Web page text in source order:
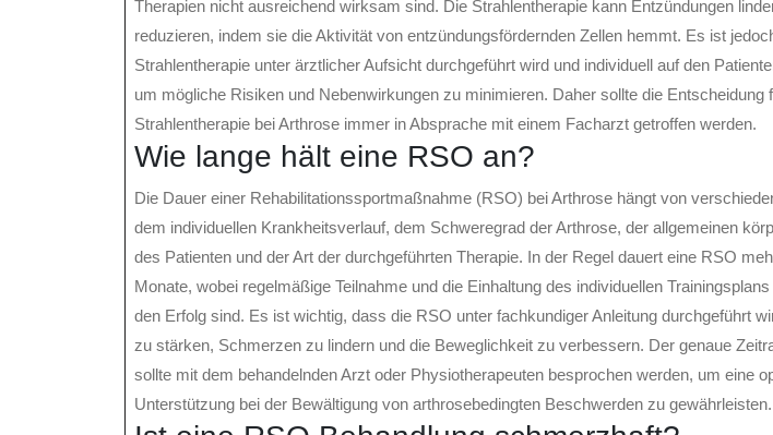
Therapien nicht ausreichend wirksam sind. Die Strahlentherapie kann Entzündungen
reduzieren, indem sie die Aktivität von entzündungsfördernden Zellen hemmt. Es ist
Strahlentherapie unter ärztlicher Aufsicht durchgeführt wird und individuell auf den
um mögliche Risiken und Nebenwirkungen zu minimieren. Daher sollte die Entscheidung
Strahlentherapie bei Arthrose immer in Absprache mit einem Facharzt getroffen werden.
Wie lange hält eine RSO an?
Die Dauer einer Rehabilitationssportmaßnahme (RSO) bei Arthrose hängt von
dem individuellen Krankheitsverlauf, dem Schweregrad der Arthrose, der allgemeinen
des Patienten und der Art der durchgeführten Therapie. In der Regel dauert eine RSO
Monate, wobei regelmäßige Teilnahme und die Einhaltung des individuellen
den Erfolg sind. Es ist wichtig, dass die RSO unter fachkundiger Anleitung durchgeführt
zu stärken, Schmerzen zu lindern und die Beweglichkeit zu verbessern. Der genaue
sollte mit dem behandelnden Arzt oder Physiotherapeuten besprochen werden, um eine
Unterstützung bei der Bewältigung von arthrosebedingten Beschwerden zu gewährleisten.